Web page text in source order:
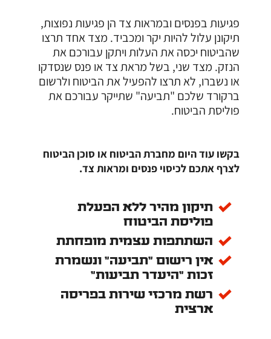
פגיעות בפנסים ובמראות צד הן פגיעות נפוצות,
תיקונן עלול להיות יקר ומכביד. מצד אחד תרצו
שהביטוח יכסה את העלות ויתקן עבורכם את
הנזק. מצד שני, בשל מראת צד או פנס שנסדקו
או נשברו, לא תרצו להפעיל את הביטוח ולרשום
ברקורד שלכם "תביעה" שתייקר עבורכם את
פוליסת הביטוח.
בקשו עוד היום מחברת הביטוח או סוכן הביטוח
לצרף אתכם לכיסוי פנסים ומראות צד.
יתרונות
תיקון מהיר ללא הפעלת
פוליסת הביטוח
השתתפות עצמית מופחתת
אין רישום "תביעה" ונשמרת
זכות "היעדר תביעות"
רשת מרכזי שירות בפריסה
ארצית